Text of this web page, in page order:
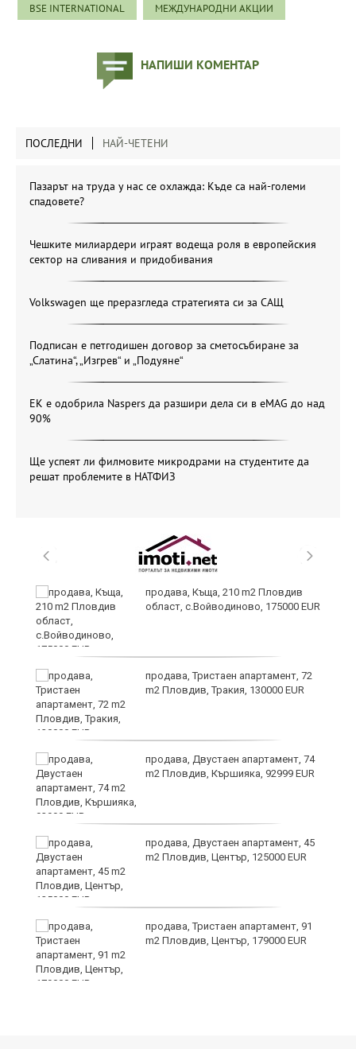
BSE INTERNATIONAL МЕЖДУНАРОДНИ АКЦИИ
НАПИШИ КОМЕНТАР
ПОСЛЕДНИ НАЙ-ЧЕТЕНИ
Пазарът на труда у нас се охлажда: Къде са най-големи
спадовете?
Чешките милиардери играят водеща роля в европейския
сектор на сливания и придобивания
Volkswagen ще преразгледа стратегията си за САЩ
Подписан е петгодишен договор за сметосъбиране за
„Слатина“, „Изгрев“ и „Подуяне“
ЕК е одобрила Naspers да разшири дела си в eMAG до над
90%
Ще успеят ли филмовите микродрами на студентите да
решат проблемите в НАТФИЗ
продава, Къща, 210 m2 Пловдив
област, с.Войводиново, 175000 EUR
продава, Тристаен апартамент, 72
m2 Пловдив, Тракия, 130000 EUR
продава, Двустаен апартамент, 74
m2 Пловдив, Кършияка, 92999 EUR
продава, Двустаен апартамент, 45
m2 Пловдив, Център, 125000 EUR
продава, Тристаен апартамент, 91
m2 Пловдив, Център, 179000 EUR